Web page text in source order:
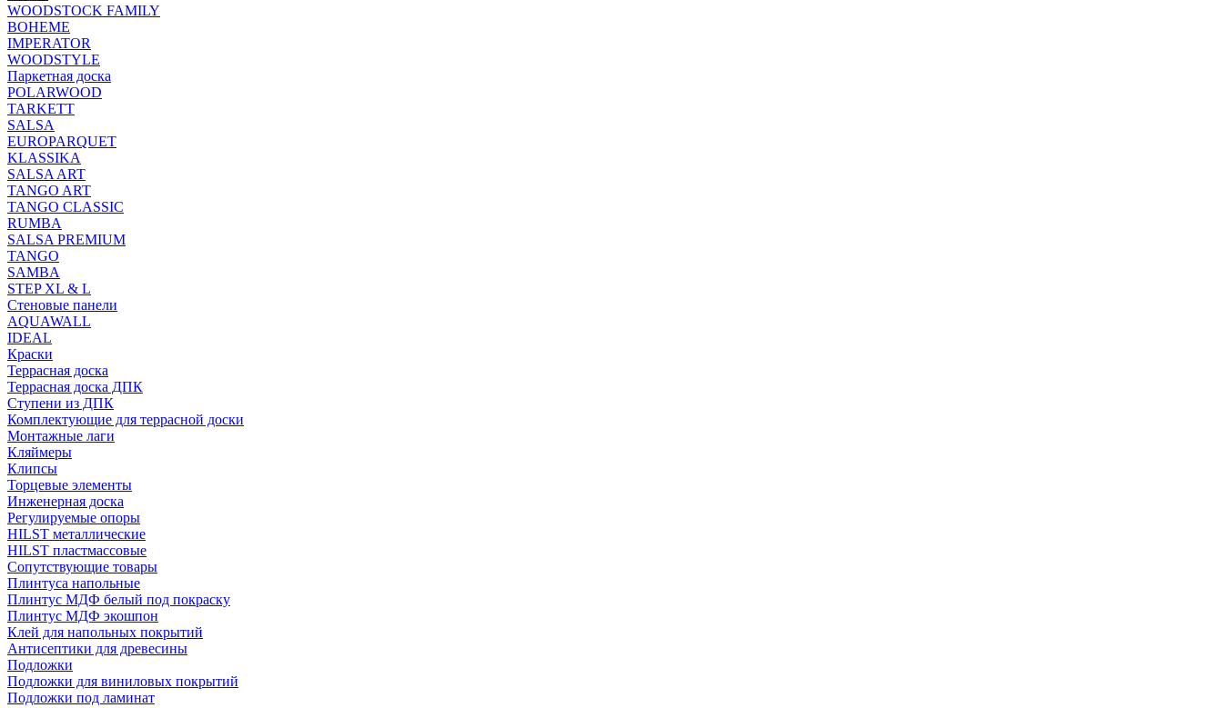
WOODSTOCK FAMILY
BOHEME
IMPERATOR
WOODSTYLE
Паркетная доска
POLARWOOD
TARKETT
SALSA
EUROPARQUET
KLASSIKA
SALSA ART
TANGO ART
TANGO CLASSIC
RUMBA
SALSA PREMIUM
TANGO
SAMBA
STEP XL & L
Стеновые панели
AQUAWALL
IDEAL
Краски
Террасная доска
Террасная доска ДПК
Ступени из ДПК
Комплектующие для террасной доски
Монтажные лаги
Кляймеры
Клипсы
Торцевые элементы
Инженерная доска
Регулируемые опоры
HILST металлические
HILST пластмассовые
Сопутствующие товары
Плинтуса напольные
Плинтус МДФ белый под покраску
Плинтус МДФ экошпон
Клей для напольных покрытий
Антисептики для древесины
Подложки
Подложки для виниловых покрытий
Подложки под ламинат